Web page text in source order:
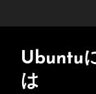
Ubuntu
は